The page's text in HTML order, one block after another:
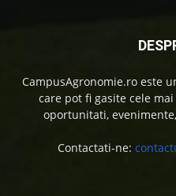
CampusAgronomie.ro este
care pot fi gasite cele
oportunitati,
Contactati-ne: